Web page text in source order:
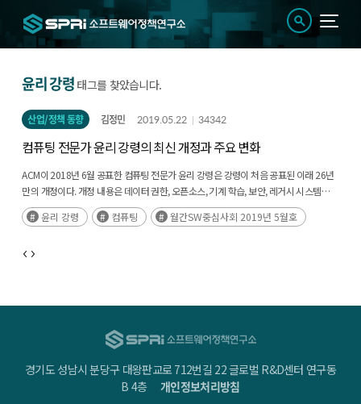
윤리 강령 태그를 찾았습니다.
산업/정책 동향 김정민 2019.05.22 34342
컴퓨팅 전문가 윤리 강령의 최신 개정과 주요 변화
ACM이 2018년 6월 공표한 컴퓨팅 전문가 윤리 강령은 강령이 처음 공표된 이래 26년
만의 개정이다. 개정 내용은 데이터 권한, 오픈소스, 기계 학습, 보안, 레거시 시스템
대책 등 최신 컴퓨팅 환경에서 발생할 가능성이 있는 윤리 이슈를 다루고 있다.(후략)
윤리 강령 컴퓨팅 월간SW중심사회 2019년 5월호
경기도 성남시 분당구 대왕판교로 712번길 22 글로벌 R&D센터 연구동
B 4층개인정보처리방침